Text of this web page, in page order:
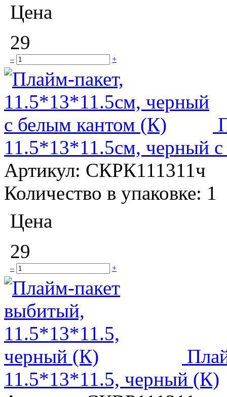
Цена
29
– +
11.5*13*11.5см, черный
Артикул: СКРК111311ч
Количество в упаковке: 1
Цена
29
– +
11.5*13*11.5, черный (К)